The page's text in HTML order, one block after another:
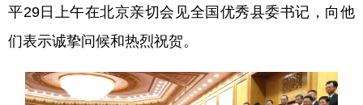
平29日上午在北京亲切会见全国优秀县委书记，向他
们表示诚挚问候和热烈祝贺。